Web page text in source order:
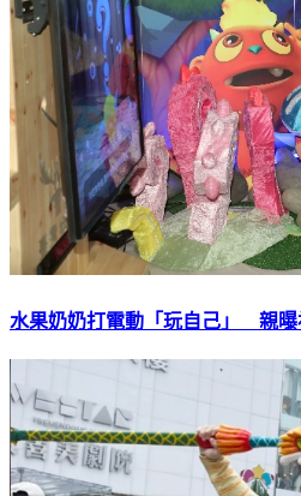
水果奶奶打電動「玩自己」 親曝